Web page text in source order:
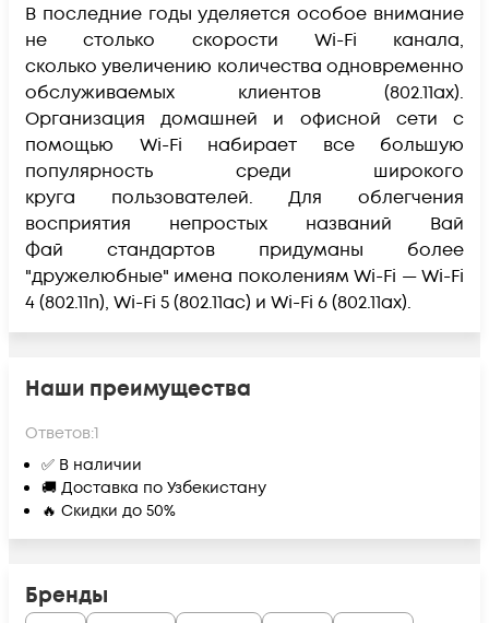
В последние годы уделяется особое внимание
не столько скорости Wi-Fi канала,
сколько увеличению количества одновременно
обслуживаемых клиентов (802.11ax).
Организация домашней и офисной сети с
помощью Wi-Fi набирает все большую
популярность среди широкого
круга пользователей. Для облегчения
восприятия непростых названий Вай
Фай стандартов придуманы более
"дружелюбные" имена поколениям Wi-Fi — Wi-Fi
4 (802.11n), Wi-Fi 5 (802.11ac) и Wi-Fi 6 (802.11ax).
Наши преимущества
Ответов:1
✅ В наличии
🚚 Доставка по Узбекистану
🔥 Скидки до 50%
Бренды